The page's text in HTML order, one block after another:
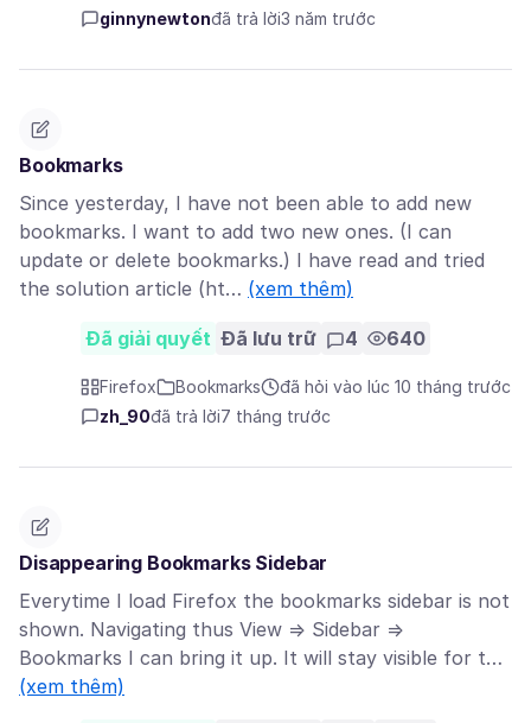
ginnynewtonđã trả lời3 năm trước
Bookmarks
Since yesterday, I have not been able to add new
bookmarks. I want to add two new ones. (I can
update or delete bookmarks.) I have read and tried
the solution article (ht… (xem thêm)
Đã giải quyết Đã lưu trữ 4 640
Firefox Bookmarks
đã hỏi vào lúc 10 tháng trước
zh_90đã trả lời7 tháng trước
Disappearing Bookmarks Sidebar
Everytime I load Firefox the bookmarks sidebar is not
shown. Navigating thus View => Sidebar =>
Bookmarks I can bring it up. It will stay visible for t…
(xem thêm)